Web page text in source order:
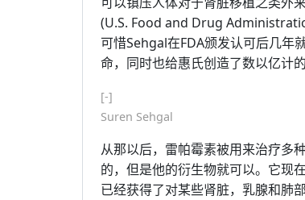
(U.S. Food and Drug
可惜Sehgal在FDA颁发认可后几年
命，同时也给惠氏创造了数以亿计的
[-]
Suren Sehgal
从那以后，雷帕霉素被用来治疗多
的，但是他的衍生物就可以。它现
已经获得了对某些肾脏，乳腺和肺